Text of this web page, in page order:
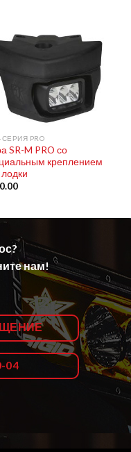
СЕРИЯ PRO
SR-M PRO со
креплением
нам!
04